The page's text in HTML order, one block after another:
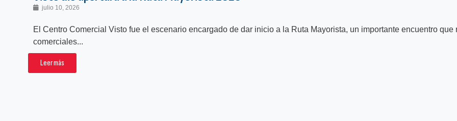
julio 10, 2026
El Centro Comercial Visto fue el escenario encargado de dar inicio a la Ruta Mayorista, un importante encuentro que
comerciales...
Leer más